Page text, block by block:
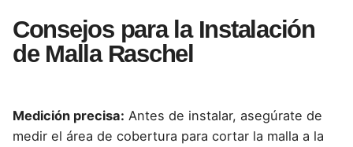
Consejos para la Instalación
de Malla Raschel
Medición precisa: Antes de instalar, asegúrate de
medir el área de cobertura para cortar la malla a la